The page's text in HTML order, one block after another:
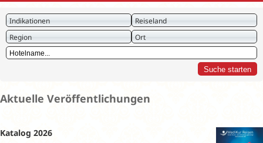
Indikationen
Reiseland
Region
Ort
Aktuelle Veröffentlichungen
Katalog 2026